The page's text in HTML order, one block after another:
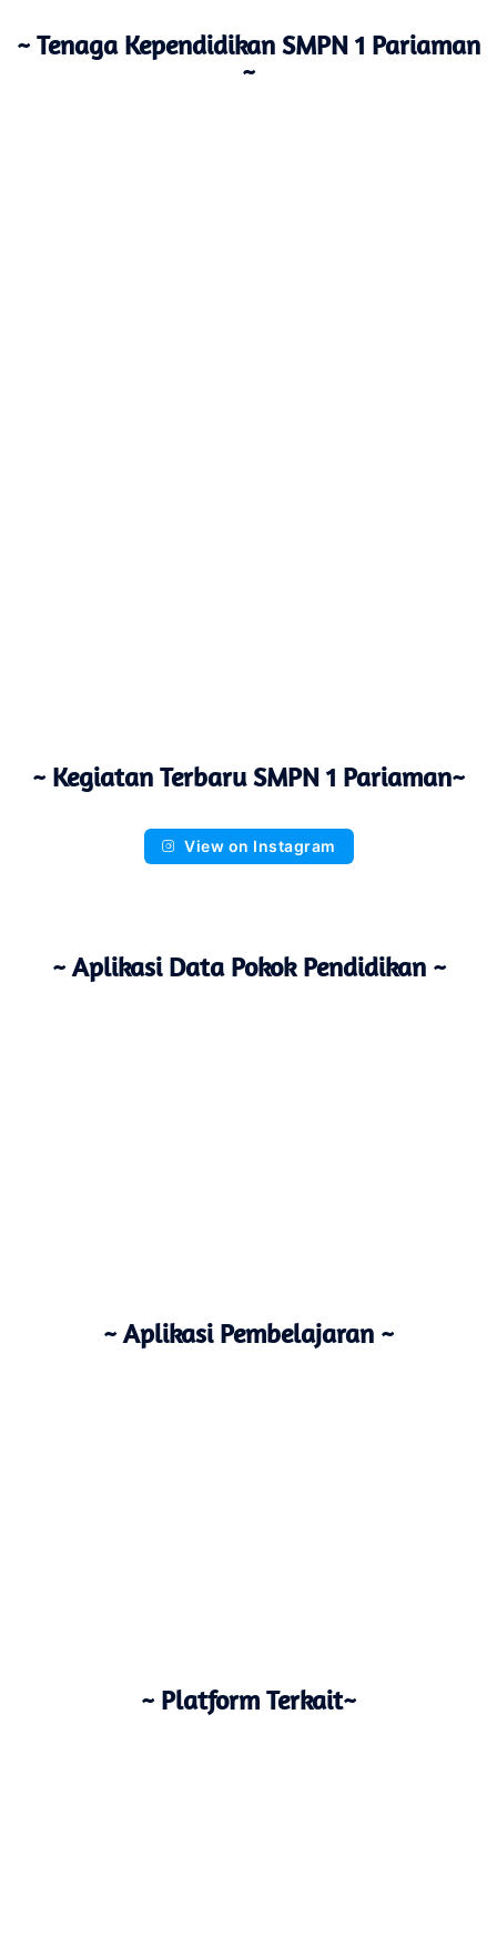
~ Tenaga Kependidikan SMPN 1 Pariaman
~
~ Kegiatan Terbaru SMPN 1 Pariaman~
View on Instagram
~ Aplikasi Data Pokok Pendidikan ~
~ Aplikasi Pembelajaran ~
~ Platform Terkait~